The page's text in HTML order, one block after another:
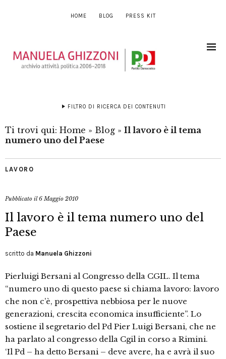
HOME BLOG PRESS KIT
FILTRO DI RICERCA DEI CONTENUTI
Ti trovi qui: Home » Blog » Il lavoro è il tema
numero uno del Paese
LAVORO
Pubblicato il6 Maggio 2010
Il lavoro è il tema numero uno del
Paese
scritto da Manuela Ghizzoni
Pierluigi Bersani al Congresso della CGIL. Il tema
“numero uno di questo paese si chiama lavoro: lavoro
che non c’è, prospettiva nebbiosa per le nuove
generazioni, crescita economica insufficiente”. Lo
sostiene il segretario del Pd Pier Luigi Bersani, che ne
ha parlato al congresso della Cgil in corso a Rimini.
‘Il Pd – ha detto Bersani – deve avere, ha e avrà il suo